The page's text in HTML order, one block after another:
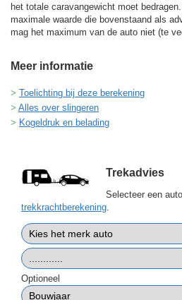
het totale caravangewicht moet
maximale waarde die bovenstaand als
mag het maximum van de auto niet (te
Meer informatie
Toelichting bij deze berekening
Alles over slingeren
Kogeldruk en belading
Trekadvies
Selecteer een
trekkrachtberekening
Optioneel